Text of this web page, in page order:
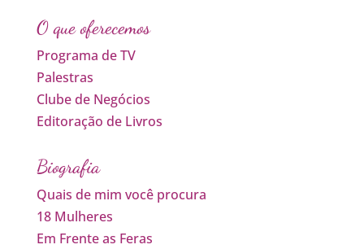
O que oferecemos
Programa de TV
Palestras
Clube de Negócios
Editoração de Livros
Biografia
Quais de mim você procura
18 Mulheres
Em Frente as Feras